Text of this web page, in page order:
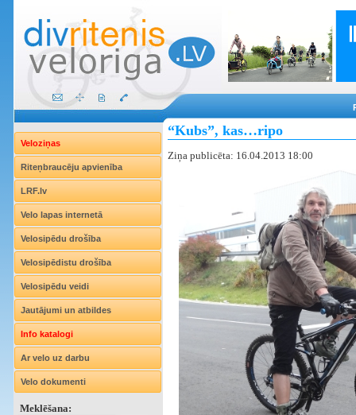
Veloziņas
Riteņbraucēju apvienība
LRF.lv
Velo lapas internetā
Velosipēdu drošība
Velosipēdistu drošība
Velosipēdu veidi
Jautājumi un atbildes
Info katalogi
Ar velo uz darbu
Velo dokumenti
Meklēšana:
“Kubs”, kas…ripo
Ziņa publicēta: 16.04.2013 18:00